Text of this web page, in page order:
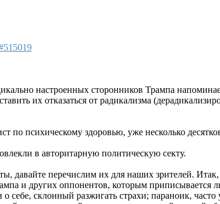
настроенных сторонников Трампа
их отказаться от радикализма
по психическому здоровью, уже несколько
в авторитарную политическую секту.
давайте перечислим их для наших зрителей.
и других оппонентов, которым приписывается
себе, склонный разжигать страхи; параноик,